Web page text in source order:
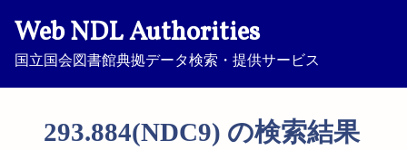
Web NDL Authorities
国立国会図書館典拠データ検索・提供サービス
293.884(NDC9) の検索結果